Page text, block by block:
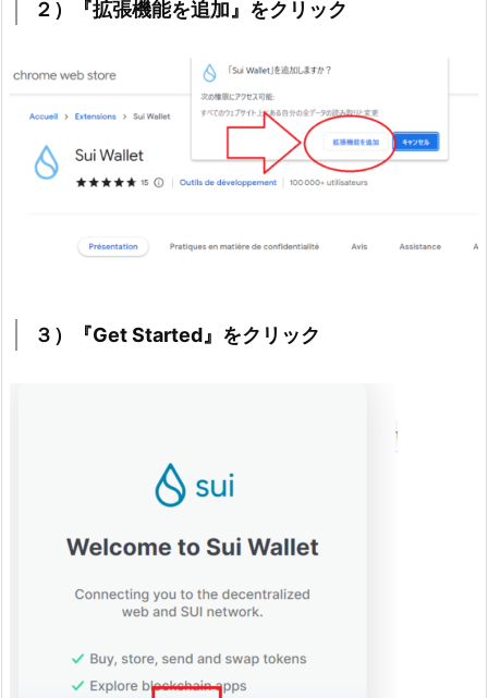
２）『拡張機能を追加』をクリック
３）『Get Started』をクリック